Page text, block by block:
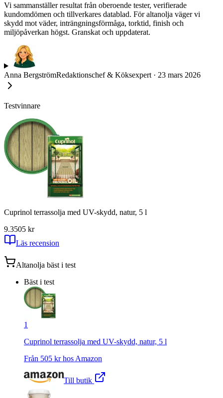
Vi sammanställer resultat från oberoende tester, verifierade
kundomdömen och tillverkares datablad. För altanolja väger vi
skydd mot väder, inträngningsförmåga, torktid, finish och
miljöpåverkan högst. Granskat och uppdaterat.
Anna BergströmRedaktionschef & Köksexpert · 23 mars 2026
Testvinnare
Cuprinol terrassolja med UV-skydd, natur, 5 l
9.3505 kr
Läs recension
Altanolja bäst i test
Bäst i test
1
Cuprinol terrassolja med UV-skydd, natur, 5 l
Från 505 kr hos Amazon
Till butik